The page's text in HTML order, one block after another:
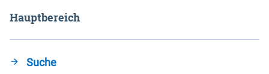
Hauptbereich
Suche